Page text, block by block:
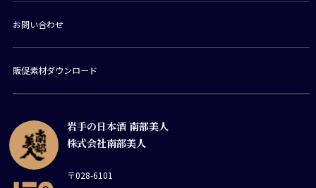
岩手の日本酒 南部美人
株式会社南部美人
〒028-6101
お問い合わせ
販促素材ダウンロード